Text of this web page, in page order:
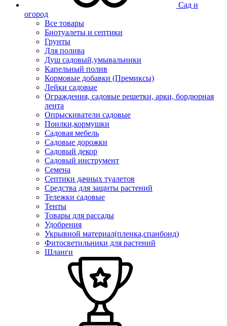
Сад и
огород
Все товары
Биотуалеты и септики
Грунты
Для полива
Душ садовый,умывальники
Капельный полив
Кормовые добавки (Премиксы)
Лейки садовые
Ограждения, садовые решетки, арки, бордюрная
лента
Опрыскиватели садовые
Поилки,кормушки
Садовая мебель
Садовые дорожки
Садовый декор
Садовый инструмент
Семена
Септики дачных туалетов
Средства для защиты растений
Тележки садовые
Тенты
Товары для рассады
Удобрения
Укрывной материал(пленка,спанбонд)
Фитосветильники для растений
Шланги